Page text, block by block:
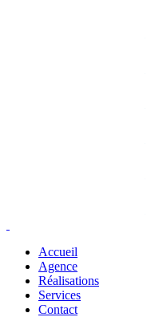
Accueil
Agence
Réalisations
Services
Contact